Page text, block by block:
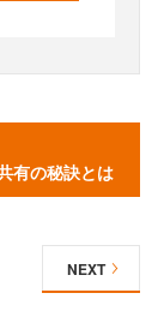
有の秘訣とは
NEXT